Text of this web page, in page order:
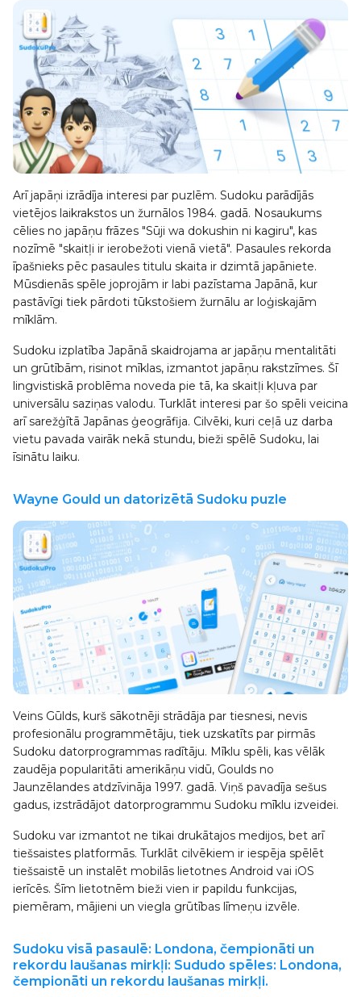
Arī japāņi izrādīja interesi par puzlēm. Sudoku parādījās
vietējos laikrakstos un žurnālos 1984. gadā. Nosaukums
cēlies no japāņu frāzes "Sūji wa dokushin ni kagiru", kas
nozīmē "skaitļi ir ierobežoti vienā vietā". Pasaules rekorda
īpašnieks pēc pasaules titulu skaita ir dzimtā japāniete.
Mūsdienās spēle joprojām ir labi pazīstama Japānā, kur
pastāvīgi tiek pārdoti tūkstošiem žurnālu ar loģiskajām
mīklām.
Sudoku izplatība Japānā skaidrojama ar japāņu mentalitāti
un grūtībām, risinot mīklas, izmantot japāņu rakstzīmes. Šī
lingvistiskā problēma noveda pie tā, ka skaitļi kļuva par
universālu saziņas valodu. Turklāt interesi par šo spēli veicina
arī sarežģītā Japānas ģeogrāfija. Cilvēki, kuri ceļā uz darba
vietu pavada vairāk nekā stundu, bieži spēlē Sudoku, lai
īsinātu laiku.
Wayne Gould un datorizētā Sudoku puzle
Veins Gūlds, kurš sākotnēji strādāja par tiesnesi, nevis
profesionālu programmētāju, tiek uzskatīts par pirmās
Sudoku datorprogrammas radītāju. Mīklu spēli, kas vēlāk
zaudēja popularitāti amerikāņu vidū, Goulds no
Jaunzēlandes atdzīvināja 1997. gadā. Viņš pavadīja sešus
gadus, izstrādājot datorprogrammu Sudoku mīklu izveidei.
Sudoku var izmantot ne tikai drukātajos medijos, bet arī
tiešsaistes platformās. Turklāt cilvēkiem ir iespēja spēlēt
tiešsaistē un instalēt mobilās lietotnes Android vai iOS
ierīcēs. Šīm lietotnēm bieži vien ir papildu funkcijas,
piemēram, mājieni un viegla grūtības līmeņu izvēle.
Sudoku visā pasaulē: Londona, čempionāti un
rekordu laušanas mirkļi: Sududo spēles: Londona,
čempionāti un rekordu laušanas mirkļi.